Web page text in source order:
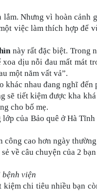
Nhưng vì hoàn cảnh
việc làm thích hợp để
này rất đặc biệt. Trong
dịu nỗi đau mất mát
một năm vất vả”.
nhau đang nghĩ đến
sẽ tiết kiệm được kha
cho bố mẹ.
của Bảo quê ở Hà
cao hơn ngày
về câu chuyện của 2
viện
chi tiêu nhiều bạn